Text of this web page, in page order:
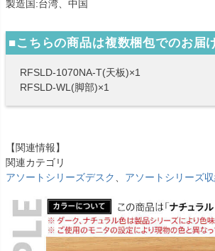
製造国:台湾、中国
■こちらの商品は複数梱包でのお届
RFSLD-1070NA-T(天板)×1
RFSLD-WL(脚部)×1
【関連情報】
関連カテゴリ
アソートシリーズデスク
アソートシリーズ